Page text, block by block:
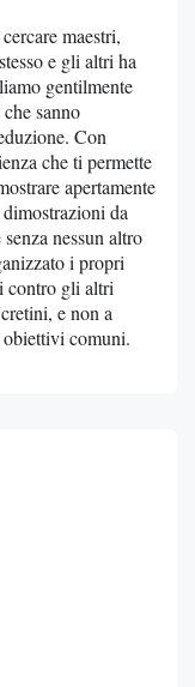
maestri,
e gli altri ha
gentilmente
sanno
Con
che ti permette
apertamente
da
nessun altro
i propri
contro gli altri
e non a
comuni.